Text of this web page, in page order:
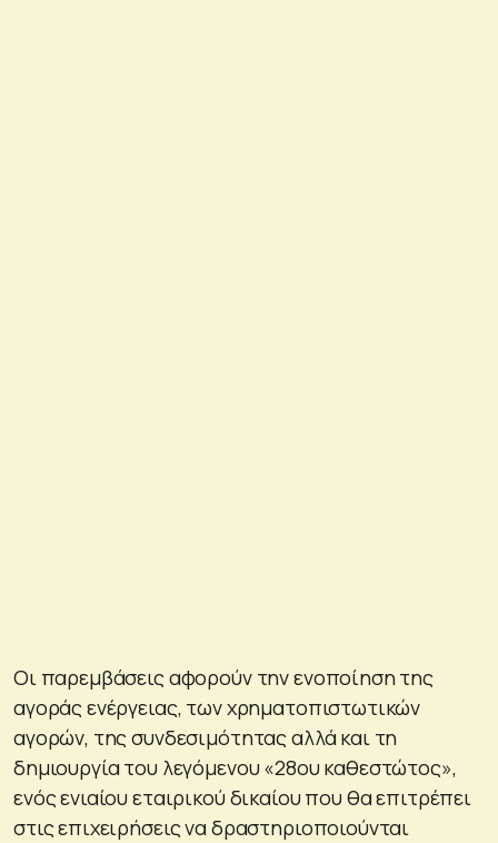
Οι παρεμβάσεις αφορούν την ενοποίηση της
αγοράς ενέργειας, των χρηματοπιστωτικών
αγορών, της συνδεσιμότητας αλλά και τη
δημιουργία του λεγόμενου «28ου καθεστώτος»,
ενός ενιαίου εταιρικού δικαίου που θα επιτρέπει
στις επιχειρήσεις να δραστηριοποιούνται